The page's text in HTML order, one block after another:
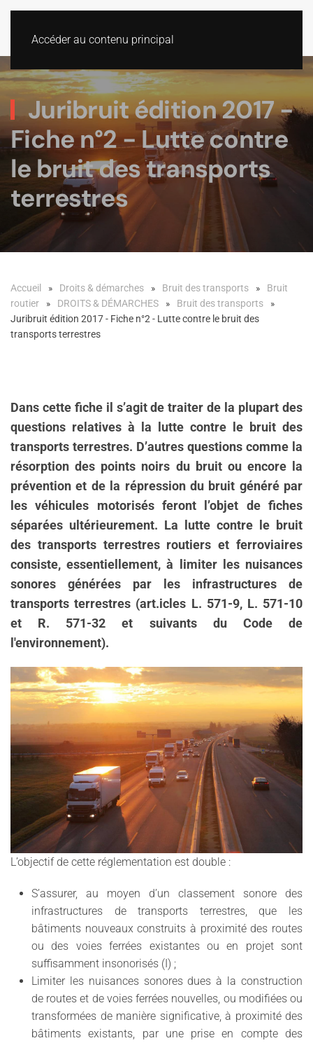
Accéder au contenu principal
Juribruit édition 2017 -
Fiche n°2 - Lutte contre
le bruit des transports
terrestres
Accueil Droits & démarches Bruit des transports
Bruit
routier
DROITS & DÉMARCHES
Bruit des transports
Juribruit édition 2017 - Fiche n°2 - Lutte contre le bruit des
transports terrestres
Dans cette fiche il s’agit de traiter de la plupart des
questions relatives à la lutte contre le bruit des
transports terrestres. D’autres questions comme la
résorption des points noirs du bruit ou encore la
prévention et de la répression du bruit généré par
les véhicules motorisés feront l’objet de fiches
séparées ultérieurement. La lutte contre le bruit
des transports terrestres routiers et ferroviaires
consiste, essentiellement, à limiter les nuisances
sonores générées par les infrastructures de
transports terrestres (art.icles L. 571-9, L. 571-10
et R. 571-32 et suivants du Code de
l'environnement).
L’objectif de cette réglementation est double :
S’assurer, au moyen d’un classement sonore des
infrastructures de transports terrestres, que les
bâtiments nouveaux construits à proximité des routes
ou des voies ferrées existantes ou en projet sont
suffisamment insonorisés (I) ;
Limiter les nuisances sonores dues à la construction
de routes et de voies ferrées nouvelles, ou modifiées ou
transformées de manière significative, à proximité des
bâtiments existants, par une prise en compte des